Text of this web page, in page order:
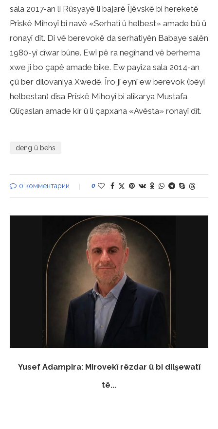
sala 2017-an li Rûsyayê li bajarê Îjêvskê bi hereketê
Prîskê Mihoyî bi navê «Serhatî û helbest» amade bû û
ronayî dît. Di vê berevokê da serhatiyên Babaye salên
1980-yî cîwar bûne. Ewî pê ra negîhand vê berhema
xwe ji bo çapê amade bike. Ew payîza sala 2014-an
çû ber dilovaniya Xwedê. Îro jî eynî ew berevok (bêyî
helbestan) dîsa Prîskê Mihoyî bi alîkarya Mustafa
Qlîçaslan amade kir û li çapxana «Avêsta» ronayî dît.
deng û behs
0 комментарии 0
Yusef Adampira: Mirovekî rêzdar û bi dilşewatî
tê...